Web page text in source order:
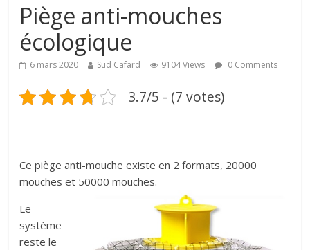
Piège anti-mouches
écologique
6 mars 2020 Sud Cafard 9104 Views 0 Comments
3.7/5 - (7 votes)
Ce piège anti-mouche existe en 2 formats, 20000
mouches et 50000 mouches.
Le
système
reste le